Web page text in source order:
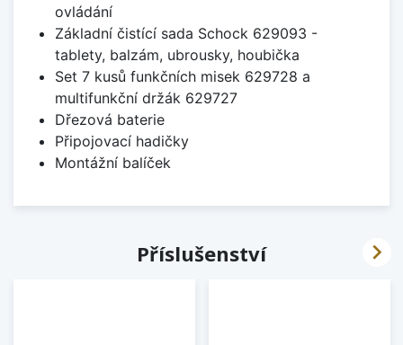
ovládání
Základní čistící sada Schock 629093 -
tablety, balzám, ubrousky, houbička
Set 7 kusů funkčních misek 629728 a
multifunkční držák 629727
Dřezová baterie
Připojovací hadičky
Montážní balíček
Příslušenství 